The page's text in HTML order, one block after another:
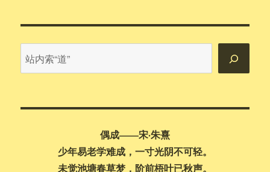
内
偶成——宋·朱熹
少年易老学难成，一寸光阴不可轻。
未觉池塘春草梦，阶前梧叶已秋声。